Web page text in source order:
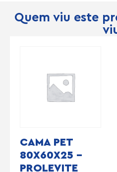
Quem viu este
CAMA PET
80X60X25 –
PROLEVITE